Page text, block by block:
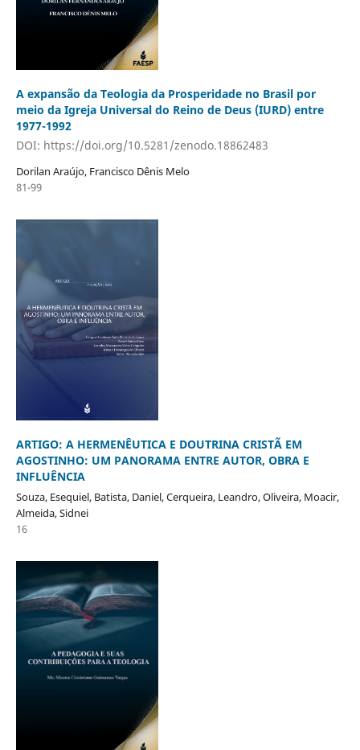
A expansão da Teologia da Prosperidade no Brasil por
meio da Igreja Universal do Reino de Deus (IURD) entre
1977-1992
DOI: https://doi.org/10.5281/zenodo.18862483
Dorilan Araújo, Francisco Dênis Melo
81-99
ARTIGO: A HERMENÊUTICA E DOUTRINA CRISTÃ EM
AGOSTINHO: UM PANORAMA ENTRE AUTOR, OBRA E
INFLUÊNCIA
Souza, Esequiel, Batista, Daniel, Cerqueira, Leandro, Oliveira, Moacir,
Almeida, Sidnei
16